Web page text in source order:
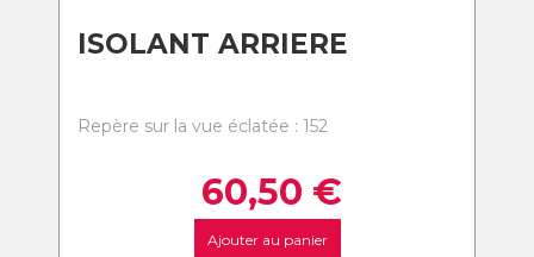
ISOLANT ARRIERE
Repère sur la vue éclatée : 152
60,50 €
Ajouter au panier